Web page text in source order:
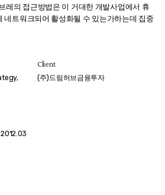
레의 접근방법은 이 거대한 개발사업에서 휴
네트워크되어 활성화될 수 있는가하는데 집중
Client
(주)드림허브금융투자